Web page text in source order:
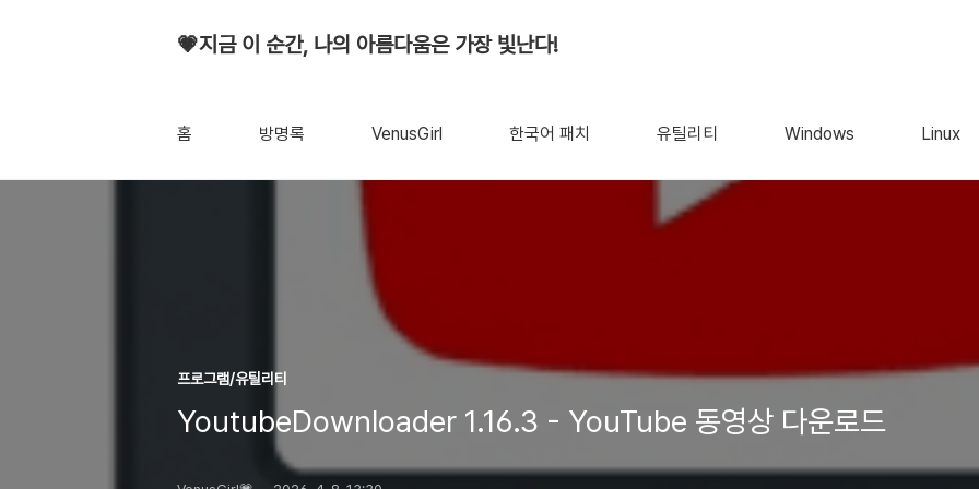
💗지금 이 순간, 나의 아름다움은 가장 빛난다!
홈 방명록 VenusGirl 한국어 패치 유틸리티 Windows Linux
프로그램/유틸리티
YoutubeDownloader 1.16.3 - YouTube 동영상 다운로드